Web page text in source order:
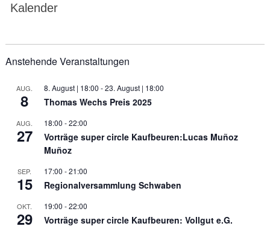
Kalender
Anstehende Veranstaltungen
AUG.
8
8. August | 18:00 -23. August | 18:00
Thomas Wechs Preis 2025
AUG.
27
18:00 -22:00
Vorträge super circle Kaufbeuren:Lucas Muñoz
Muñoz
SEP.
15
17:00 -21:00
Regionalversammlung Schwaben
OKT.
29
19:00 -22:00
Vorträge super circle Kaufbeuren: Vollgut e.G.